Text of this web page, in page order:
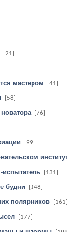
[21]
мастером [41]
[58]
[76]
[99]
испытатель [131]
будни [148]
полярников [161]
[177]